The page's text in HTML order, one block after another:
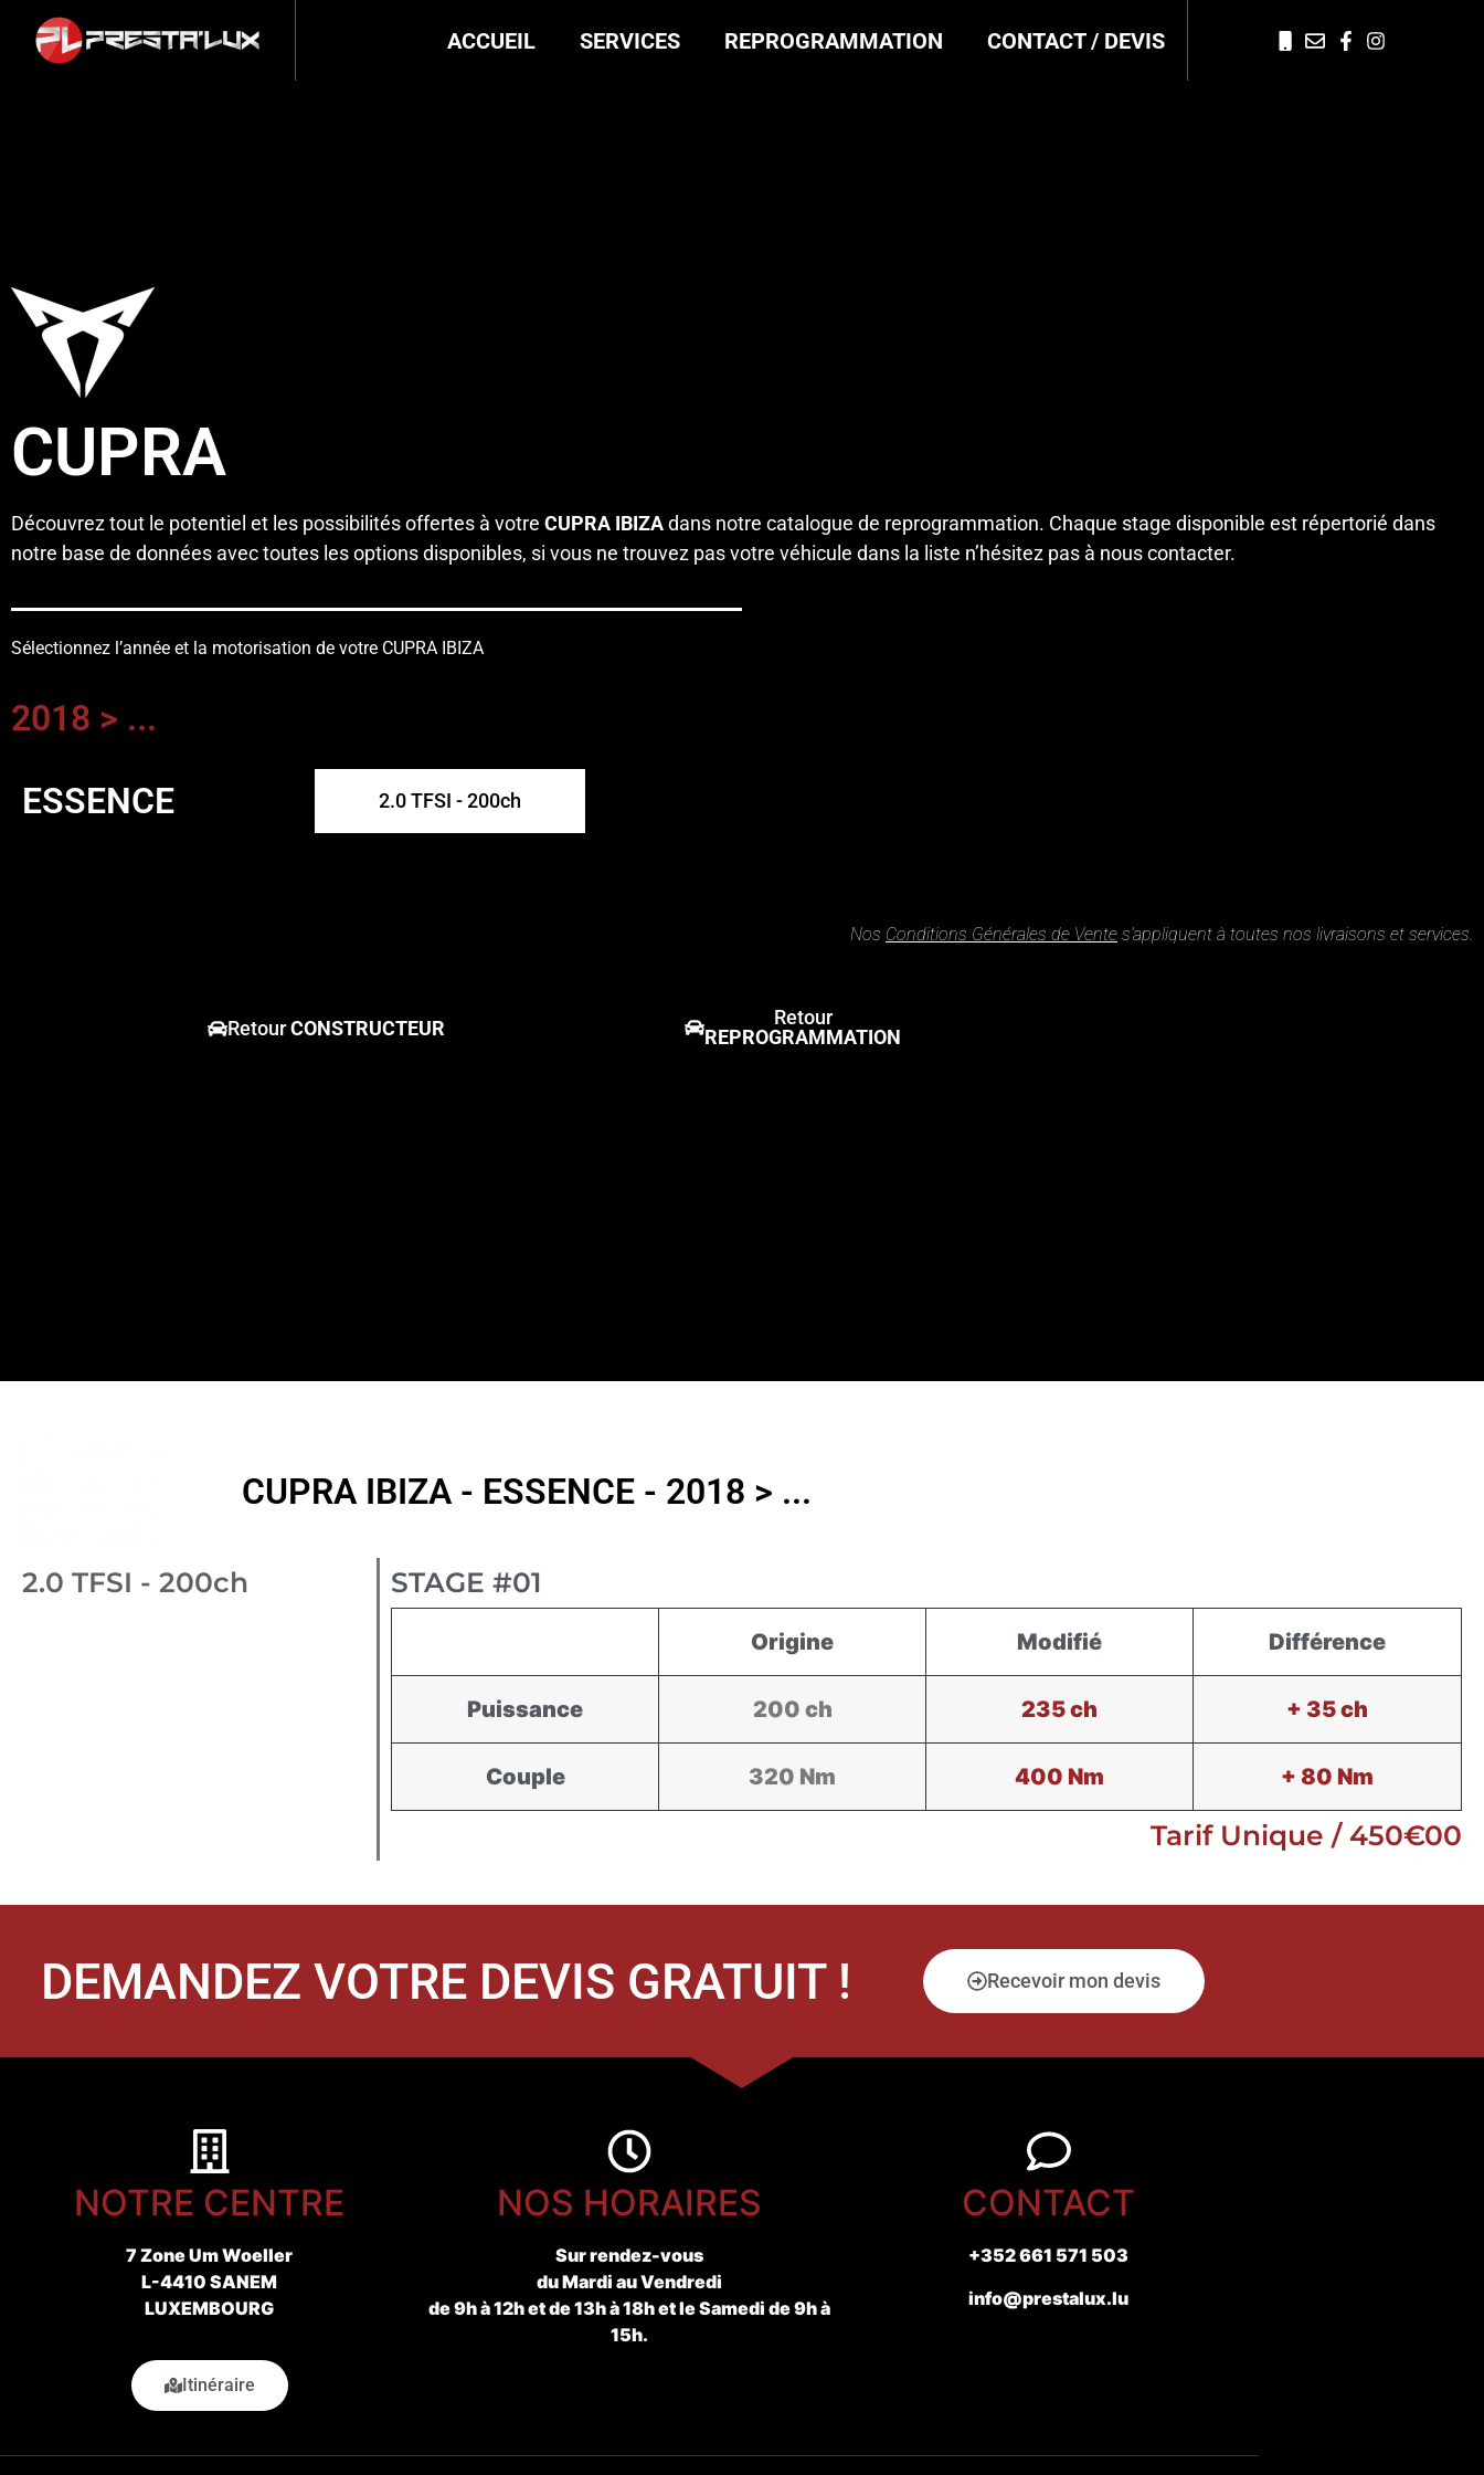
ACCUEIL SERVICES REPROGRAMMATION CONTACT / DEVIS
CUPRA
Découvrez tout le potentiel et les possibilités offertes à votre CUPRA IBIZAdans notre catalogue de reprogrammation. Chaque stage disponible est répertorié dans
notre base de données avec toutes les options disponibles, si vous ne trouvez pas votre véhicule dans la liste n’hésitez pas à nous contacter.
Sélectionnez l’année et la motorisation de votre CUPRA IBIZA
2018 > ...
ESSENCE
2.0 TFSI - 200ch
Nos Conditions Générales de Vente s’appliquent à toutes nos livraisons et services.
RetourCONSTRUCTEUR
Retour
REPROGRAMMATION
CUPRA IBIZA - ESSENCE - 2018 > ...
2.0 TFSI - 200ch STAGE #01
Origine Modifié Différence
Puissance 200 ch 235 ch + 35 ch
Couple 320 Nm 400 Nm + 80 Nm
Tarif Unique / 450€00
DEMANDEZ VOTRE DEVIS GRATUIT ! Recevoir mon devis
NOTRE CENTRE
7 Zone Um Woeller
L-4410 SANEM
LUXEMBOURG
Itinéraire
NOS HORAIRES
Sur rendez-vous
du Mardi au Vendredi
de 9h à 12h et de 13h à 18h et le Samedi de 9h à
15h.
CONTACT
+352 661 571 503
info@prestalux.lu